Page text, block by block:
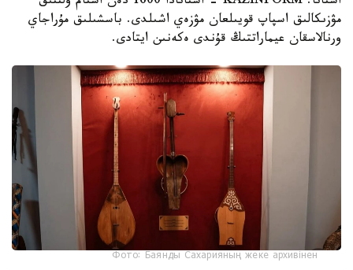
مۋزىكالىق اسپاپ قويىلعان مۋزەي اشىلدى. باسشىلىق مۇراجاي
ورنالاسقان عيماراتتىڭ قۇندى ەكەنىن ايتادى.
Фото: Баянды Сахарияның жеке архивінен